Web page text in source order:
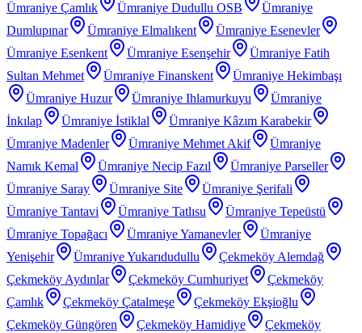
Ümraniye Çamlık
Ümraniye Dudullu OSB
Ümraniye
Dumlupınar
Ümraniye Elmalıkent
Ümraniye Esenevler
Ümraniye Esenkent
Ümraniye Esenşehir
Ümraniye Fatih
Sultan Mehmet
Ümraniye Finanskent
Ümraniye Hekimbaşı
Ümraniye Huzur
Ümraniye Ihlamurkuyu
Ümraniye
İnkılap
Ümraniye İstiklal
Ümraniye Kâzım Karabekir
Ümraniye Madenler
Ümraniye Mehmet Akif
Ümraniye
Namık Kemal
Ümraniye Necip Fazıl
Ümraniye Parseller
Ümraniye Saray
Ümraniye Site
Ümraniye Şerifali
Ümraniye Tantavi
Ümraniye Tatlısu
Ümraniye Tepeüstü
Ümraniye Topağacı
Ümraniye Yamanevler
Ümraniye
Yenişehir
Ümraniye Yukarıdudullu
Çekmeköy Alemdağ
Çekmeköy Aydınlar
Çekmeköy Cumhuriyet
Çekmeköy
Çamlık
Çekmeköy Çatalmeşe
Çekmeköy Ekşioğlu
Çekmeköy Güngören
Çekmeköy Hamidiye
Çekmeköy